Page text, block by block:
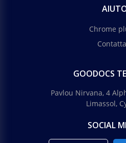
Chrome
GOODOCS
Pavlou Nirvana, 4
Limassol,
SOCIAL